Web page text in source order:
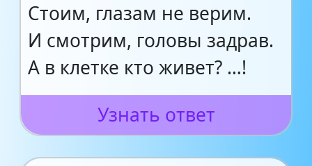
Стоим, глазам не верим.
И смотрим, головы задрав.
А в клетке кто живет? …!
Узнать ответ